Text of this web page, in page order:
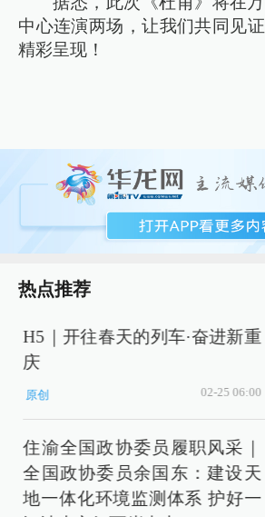
中心连演两场，让我们共同见
精彩呈现！
热点推荐
H5｜开往春天的列车·奋进新重
庆
原创 02-25 06:00
住渝全国政协委员履职风采｜
全国政协委员余国东：建设天
地一体化环境监测体系 护好一